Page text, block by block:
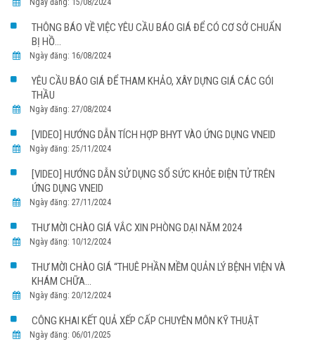
THÔNG BÁO VỀ VIỆC YÊU CẦU BÁO GIÁ ĐỂ CÓ CƠ SỞ CHUẨN
BỊ HỒ...
Ngày đăng: 16/08/2024
YÊU CẦU BÁO GIÁ ĐỂ THAM KHẢO, XÂY DỰNG GIÁ CÁC GÓI
THẦU
Ngày đăng: 27/08/2024
[VIDEO] HƯỚNG DẪN TÍCH HỢP BHYT VÀO ỨNG DỤNG VNEID
Ngày đăng: 25/11/2024
[VIDEO] HƯỚNG DẪN SỬ DỤNG SỔ SỨC KHỎE ĐIỆN TỬ TRÊN
ỨNG DỤNG VNEID
Ngày đăng: 27/11/2024
THƯ MỜI CHÀO GIÁ VẮC XIN PHÒNG DẠI NĂM 2024
Ngày đăng: 10/12/2024
THƯ MỜI CHÀO GIÁ “THUÊ PHẦN MỀM QUẢN LÝ BỆNH VIỆN VÀ
KHÁM CHỮA...
Ngày đăng: 20/12/2024
CÔNG KHAI KẾT QUẢ XẾP CẤP CHUYÊN MÔN KỸ THUẬT
Ngày đăng: 06/01/2025